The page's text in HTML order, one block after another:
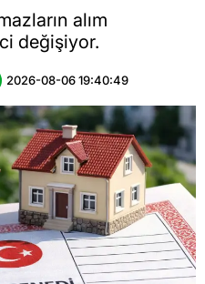
alım
değişiyor.
2026-08-06 19:40:49